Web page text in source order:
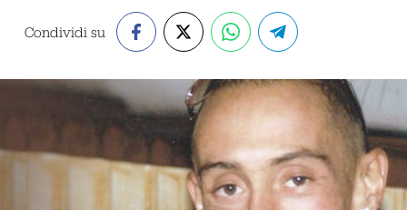
Condividi su